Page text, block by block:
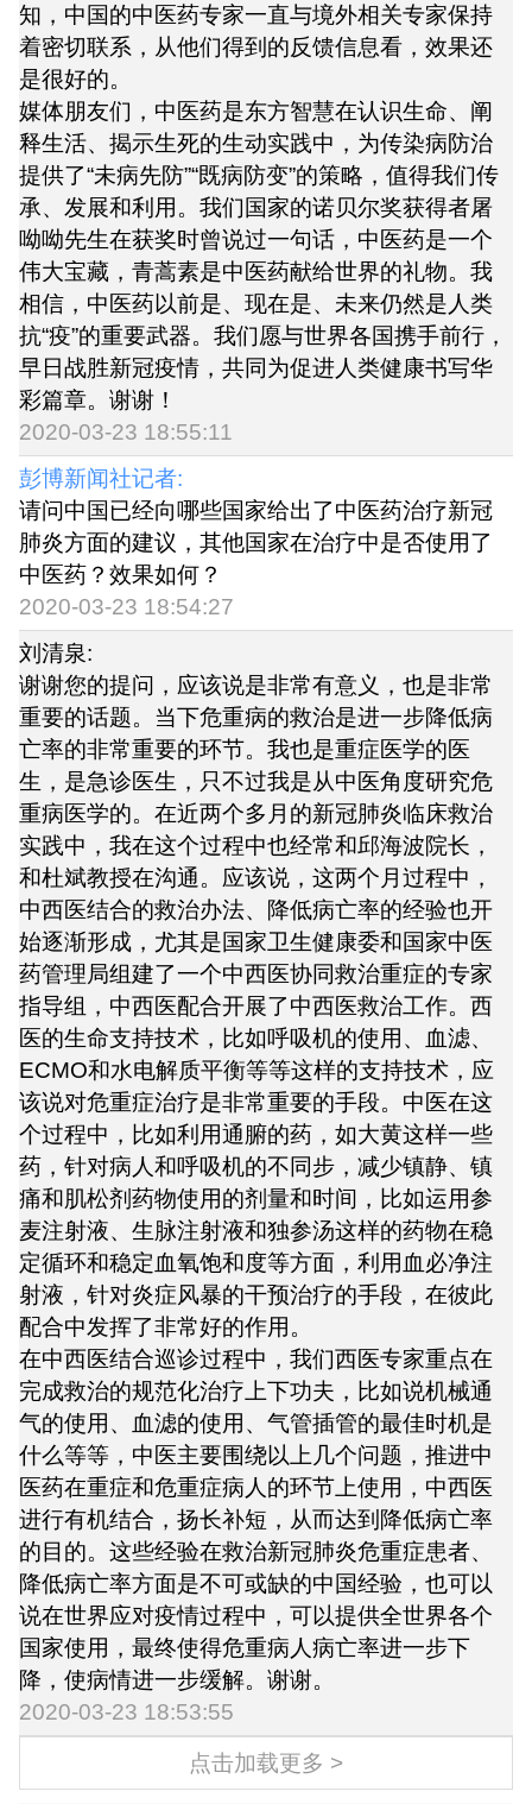
知，中国的中医药专家一直与境外相关专家保持
着密切联系，从他们得到的反馈信息看，效果还
是很好的。
媒体朋友们，中医药是东方智慧在认识生命、阐
释生活、揭示生死的生动实践中，为传染病防治
提供了“未病先防”“既病防变”的策略，值得我们传
承、发展和利用。我们国家的诺贝尔奖获得者屠
呦呦先生在获奖时曾说过一句话，中医药是一个
伟大宝藏，青蒿素是中医药献给世界的礼物。我
相信，中医药以前是、现在是、未来仍然是人类
抗“疫”的重要武器。我们愿与世界各国携手前行，
早日战胜新冠疫情，共同为促进人类健康书写华
彩篇章。谢谢！
2020-03-23 18:55:11
彭博新闻社记者:
请问中国已经向哪些国家给出了中医药治疗新冠
肺炎方面的建议，其他国家在治疗中是否使用了
中医药？效果如何？
2020-03-23 18:54:27
刘清泉:
谢谢您的提问，应该说是非常有意义，也是非常
重要的话题。当下危重病的救治是进一步降低病
亡率的非常重要的环节。我也是重症医学的医
生，是急诊医生，只不过我是从中医角度研究危
重病医学的。在近两个多月的新冠肺炎临床救治
实践中，我在这个过程中也经常和邱海波院长，
和杜斌教授在沟通。应该说，这两个月过程中，
中西医结合的救治办法、降低病亡率的经验也开
始逐渐形成，尤其是国家卫生健康委和国家中医
药管理局组建了一个中西医协同救治重症的专家
指导组，中西医配合开展了中西医救治工作。西
医的生命支持技术，比如呼吸机的使用、血滤、
ECMO和水电解质平衡等等这样的支持技术，应
该说对危重症治疗是非常重要的手段。中医在这
个过程中，比如利用通腑的药，如大黄这样一些
药，针对病人和呼吸机的不同步，减少镇静、镇
痛和肌松剂药物使用的剂量和时间，比如运用参
麦注射液、生脉注射液和独参汤这样的药物在稳
定循环和稳定血氧饱和度等方面，利用血必净注
射液，针对炎症风暴的干预治疗的手段，在彼此
配合中发挥了非常好的作用。
在中西医结合巡诊过程中，我们西医专家重点在
完成救治的规范化治疗上下功夫，比如说机械通
气的使用、血滤的使用、气管插管的最佳时机是
什么等等，中医主要围绕以上几个问题，推进中
医药在重症和危重症病人的环节上使用，中西医
进行有机结合，扬长补短，从而达到降低病亡率
的目的。这些经验在救治新冠肺炎危重症患者、
降低病亡率方面是不可或缺的中国经验，也可以
说在世界应对疫情过程中，可以提供全世界各个
国家使用，最终使得危重病人病亡率进一步下
降，使病情进一步缓解。谢谢。
2020-03-23 18:53:55
点击加载更多 >